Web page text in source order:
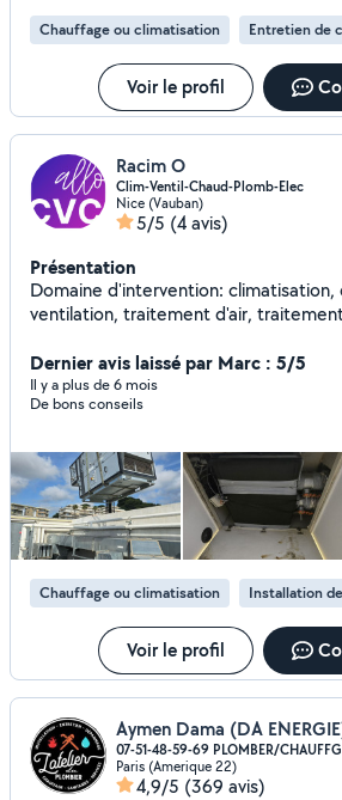
Chauffage ou climatisation Entretien de
Voir le profil
Racim O
Clim-Ventil-Chaud-Plomb-Elec
Nice (Vauban)
5/5 (4 avis)
Présentation
Domaine d'intervention: climatisation,
ventilation, traitement d'air,
Dernier avis laissé par Marc : 5/5
Il y a plus de 6 mois
De bons conseils
Chauffage ou climatisation Installation
Voir le profil
Aymen Dama (DA
07-51-48-59-69 PLOMBER/CHAUFFG
Paris (Amerique 22)
4,9/5 (369 avis)